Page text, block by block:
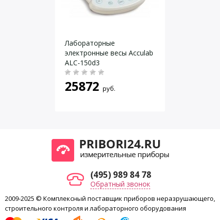
Включена в стоимость
Гарантия 7 лет
обработку персональных данных
Лабораторные
электронные весы Acculab
ALC-150d3
25872 руб.
(495) 989 84 78
Обратный звонок
2009-2025 © Комплексный поставщик приборов неразрушающего,
строительного контроля и лабораторного оборудования